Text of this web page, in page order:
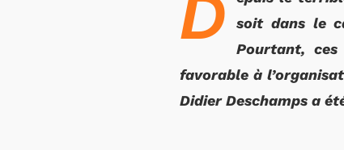
D
soit dans le
Pourtant, ces
favorable à
Didier Deschamps a